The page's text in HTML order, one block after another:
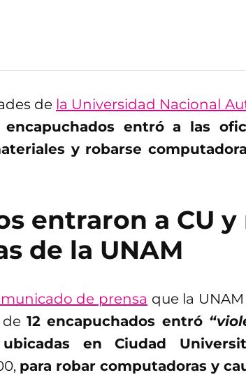
de la Universidad Nacional
entró a las
y robarse
entraron a CU
de la UNAM
de prensa que la
12 encapuchados entró
en Ciudad
para robar computadoras y